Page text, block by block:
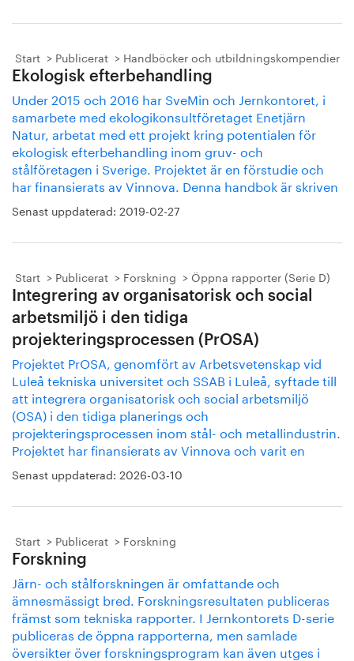
Start Publicerat Handböcker och utbildningskompendier
Ekologisk efterbehandling
Under 2015 och 2016 har SveMin och Jernkontoret, i
samarbete med ekologikonsultföretaget Enetjärn
Natur, arbetat med ett projekt kring potentialen för
ekologisk efterbehandling inom gruv- och
stålföretagen i Sverige. Projektet är en förstudie och
har ﬁnansierats av Vinnova. Denna handbok är skriven
Senast uppdaterad: 2019-02-27
Start Publicerat Forskning Öppna rapporter (Serie D)
Integrering av organisatorisk och social
arbetsmiljö i den tidiga
projekteringsprocessen (PrOSA)
Projektet PrOSA, genomfört av Arbetsvetenskap vid
Luleå tekniska universitet och SSAB i Luleå, syftade till
att integrera organisatorisk och social arbetsmiljö
(OSA) i den tidiga planerings och
projekteringsprocessen inom stål- och metallindustrin.
Projektet har finansierats av Vinnova och varit en
Senast uppdaterad: 2026-03-10
Start Publicerat Forskning
Forskning
Järn- och stålforskningen är omfattande och
ämnesmässigt bred. Forskningsresultaten publiceras
främst som tekniska rapporter. I Jernkontorets D-serie
publiceras de öppna rapporterna, men samlade
översikter över forskningsprogram kan även utges i